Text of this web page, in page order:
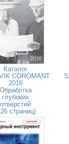
Каталог
COROMANT
2016
Обработка
глубоких
отверстий
страниц)